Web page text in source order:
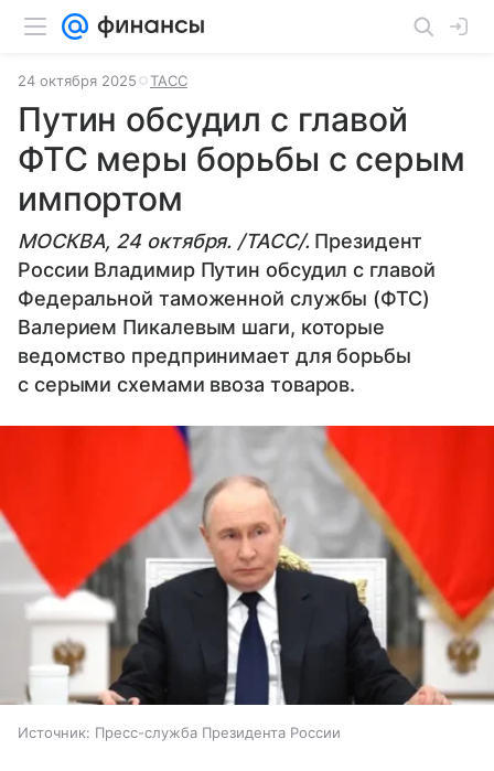
24 октября 2025 ТАСС
Путин обсудил с главой
ФТС меры борьбы с серым
импортом
МОСКВА, 24 октября. /ТАСС/. Президент
России Владимир Путин обсудил с главой
Федеральной таможенной службы (ФТС)
Валерием Пикалевым шаги, которые
ведомство предпринимает для борьбы
с серыми схемами ввоза товаров.
Источник: Пресс-служба Президента России